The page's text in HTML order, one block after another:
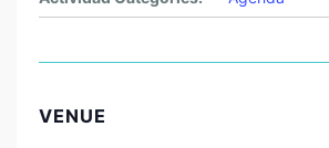
VENUE